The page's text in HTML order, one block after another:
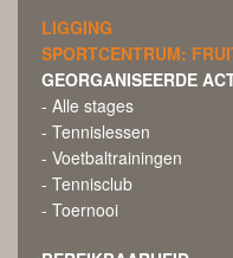
LIGGING
SPORTCENTRUM:
GEORGANISEERDE
- Alle stages
- Tennislessen
- Voetbaltrainingen
- Tennisclub
- Toernooi